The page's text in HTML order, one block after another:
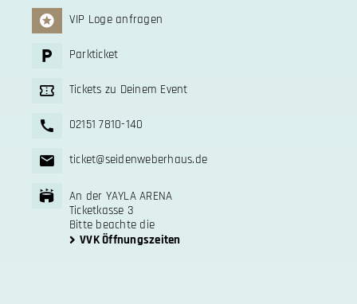
VIP Loge anfragen
Parkticket
Tickets zu Deinem Event
02151 7810-140
ticket@seidenweberhaus.de
An der YAYLA ARENA
Ticketkasse 3
Bitte beachte die
VVK Öffnungszeiten